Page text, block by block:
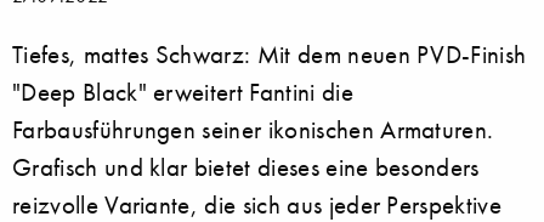
Tiefes, mattes Schwarz: Mit dem neuen PVD-Finish
"Deep Black" erweitert Fantini die
Farbausführungen seiner ikonischen Armaturen.
Grafisch und klar bietet dieses eine besonders
reizvolle Variante, die sich aus jeder Perspektive